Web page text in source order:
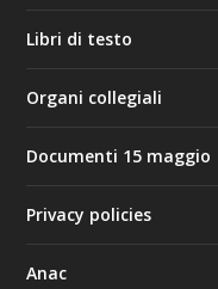
Libri di testo
Organi collegiali
Documenti 15 maggio
Privacy policies
Anac